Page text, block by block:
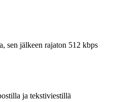
sen jälkeen rajaton 512 kbps
ja tekstiviestillä